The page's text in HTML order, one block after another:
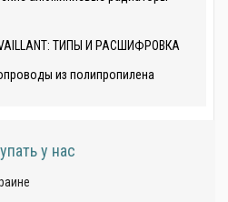
ТИПЫ И РАСШИФРОВКА
из полипропилена
у нас